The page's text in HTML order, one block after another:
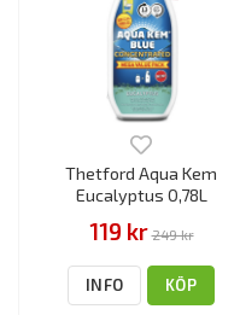
Thetford Aqua Kem
Eucalyptus 0,78L
119 kr 249 kr
INFO KÖP